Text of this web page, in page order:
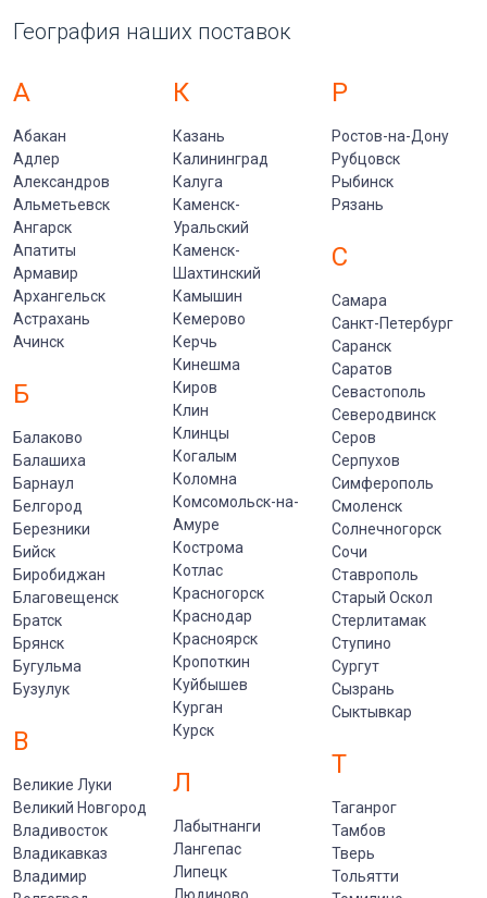
География наших поставок
А
Абакан
Адлер
Александров
Альметьевск
Ангарск
Апатиты
Армавир
Архангельск
Астрахань
Ачинск
Б
Балаково
Балашиха
Барнаул
Белгород
Березники
Бийск
Биробиджан
Благовещенск
Братск
Брянск
Бугульма
Бузулук
В
Великие Луки
Великий Новгород
Владивосток
Владикавказ
Владимир
К
Казань
Калининград
Калуга
Каменск-
Уральский
Каменск-
Шахтинский
Камышин
Кемерово
Керчь
Кинешма
Киров
Клин
Клинцы
Когалым
Коломна
Комсомольск-на-
Амуре
Кострома
Котлас
Красногорск
Краснодар
Красноярск
Кропоткин
Куйбышев
Курган
Курск
Л
Лабытнанги
Лангепас
Липецк
Людиново
Р
Ростов-на-Дону
Рубцовск
Рыбинск
Рязань
С
Самара
Санкт-Петербург
Саранск
Саратов
Севастополь
Северодвинск
Серов
Серпухов
Симферополь
Смоленск
Солнечногорск
Сочи
Ставрополь
Старый Оскол
Стерлитамак
Ступино
Сургут
Сызрань
Сыктывкар
Т
Таганрог
Тамбов
Тверь
Тольятти